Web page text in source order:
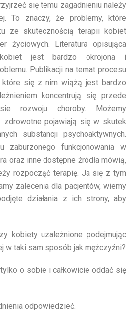
się temu zagadnieniu należy
To znaczy, że problemy, które
ze skutecznością terapii kobiet
życiowych. Literatura opisująca
jest bardzo okrojona i
Publikacji na temat procesu
które się z nim wiążą jest bardzo
koncentrują się przede
rozwoju choroby. Możemy
zdrowotne pojawiają się w skutek
substancji psychoaktywnych.
zaburzonego funkcjonowania w
oraz inne dostępne źródła mówią,
rozpocząć terapię. Ja się z tym
zalecenia dla pacjentów, wiemy
działania z ich strony, aby
kobiety uzależnione podejmując
w taki sam sposób jak mężczyźni?
o sobie i całkowicie oddać się
odpowiedzieć.